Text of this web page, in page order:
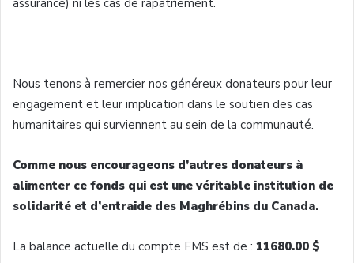
Nous tenons à remercier nos généreux donateurs pour leur
engagement et leur implication dans le soutien des cas
humanitaires qui surviennent au sein de la communauté.
Comme nous encourageons d’autres donateurs à
alimenter ce fonds qui est une véritable institution de
solidarité et d’entraide des Maghrébins du Canada.
La balance actuelle du compte FMS est de : 11680.00 $